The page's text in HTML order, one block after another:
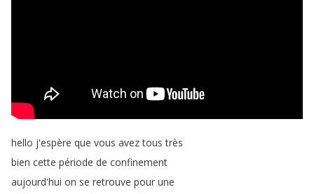
hello j'espère que vous avez tous très
bien cette période de confinement
aujourd'hui on se retrouve pour une